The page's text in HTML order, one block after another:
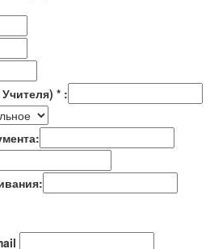
* :